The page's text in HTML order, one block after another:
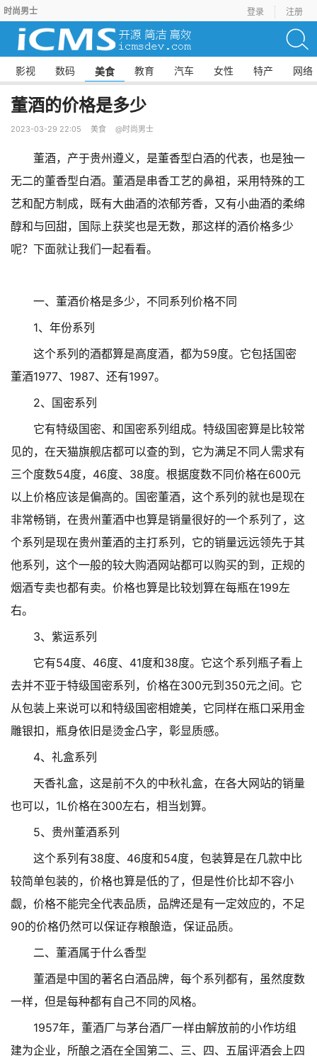
时尚男士 登录 注册
影视 数码 美食 教育 汽车 女性 特产 网络
董酒的价格是多少
2023-03-29 22:05 美食 @时尚男士
董酒，产于贵州遵义，是董香型白酒的代表，也是独一
无二的董香型白酒。董酒是串香工艺的鼻祖，采用特殊的工
艺和配方制成，既有大曲酒的浓郁芳香，又有小曲酒的柔绵
醇和与回甜，国际上获奖也是无数，那这样的酒价格多少
呢？下面就让我们一起看看。
一、董酒价格是多少，不同系列价格不同
1、年份系列
这个系列的酒都算是高度酒，都为59度。它包括国密
董酒1977、1987、还有1997。
2、国密系列
它有特级国密、和国密系列组成。特级国密算是比较常
见的，在天猫旗舰店都可以查的到，它为满足不同人需求有
三个度数54度，46度、38度。根据度数不同价格在600元
以上价格应该是偏高的。国密董酒，这个系列的就也是现在
非常畅销，在贵州董酒中也算是销量很好的一个系列了，这
个系列是现在贵州董酒的主打系列，它的销量远远领先于其
他系列，这个一般的较大购酒网站都可以购买的到，正规的
烟酒专卖也都有卖。价格也算是比较划算在每瓶在199左
右。
3、紫运系列
它有54度、46度、41度和38度。它这个系列瓶子看上
去并不亚于特级国密系列，价格在300元到350元之间。它
从包装上来说可以和特级国密相媲美，它同样在瓶口采用金
雕银扣，瓶身依旧是烫金凸字，彰显质感。
4、礼盒系列
天香礼盒，这是前不久的中秋礼盒，在各大网站的销量
也可以，1L价格在300左右，相当划算。
5、贵州董酒系列
这个系列有38度、46度和54度，包装算是在几款中比
较简单包装的，价格也算是低的了，但是性价比却不容小
觑，价格不能完全代表品质，品牌还是有一定效应的，不足
90的价格仍然可以保证存粮酿造，保证品质。
二、董酒属于什么香型
董酒是中国的著名白酒品牌，每个系列都有，虽然度数
一样，但是每种都有自己不同的风格。
1957年，董酒厂与茅台酒厂一样由解放前的小作坊组
建为企业，所酿之酒在全国第二、三、四、五届评酒会上四